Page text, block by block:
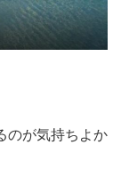
のが気持ちよか